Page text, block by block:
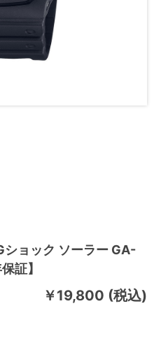
ョック ソーラー GA-
証】
￥19,800 (税込)